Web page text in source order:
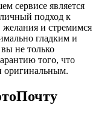
сервисе является
подход к
и стремимся
гладким и
не только
того, что
оригинальным.